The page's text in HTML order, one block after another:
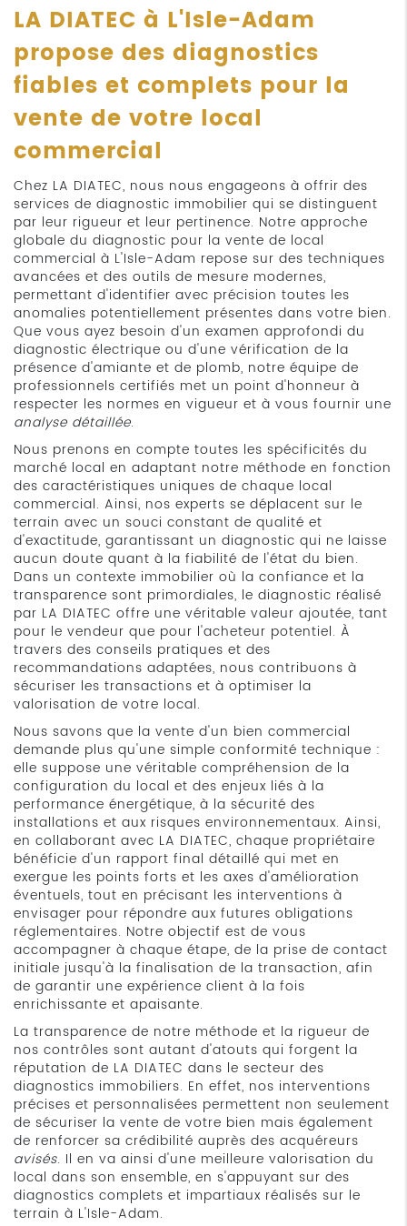
LA DIATEC à L'Isle-Adam
propose des diagnostics
fiables et complets pour la
vente de votre local
commercial
Chez LA DIATEC, nous nous engageons à offrir des
services de diagnostic immobilier qui se distinguent
par leur rigueur et leur pertinence. Notre approche
globale du diagnostic pour la vente de local
commercial à L'Isle-Adam repose sur des techniques
avancées et des outils de mesure modernes,
permettant d'identifier avec précision toutes les
anomalies potentiellement présentes dans votre bien.
Que vous ayez besoin d'un examen approfondi du
diagnostic électrique ou d'une vérification de la
présence d'amiante et de plomb, notre équipe de
professionnels certifiés met un point d'honneur à
respecter les normes en vigueur et à vous fournir une
analyse détaillée.
Nous prenons en compte toutes les spécificités du
marché local en adaptant notre méthode en fonction
des caractéristiques uniques de chaque local
commercial. Ainsi, nos experts se déplacent sur le
terrain avec un souci constant de qualité et
d'exactitude, garantissant un diagnostic qui ne laisse
aucun doute quant à la fiabilité de l'état du bien.
Dans un contexte immobilier où la confiance et la
transparence sont primordiales, le diagnostic réalisé
par LA DIATEC offre une véritable valeur ajoutée, tant
pour le vendeur que pour l'acheteur potentiel. À
travers des conseils pratiques et des
recommandations adaptées, nous contribuons à
sécuriser les transactions et à optimiser la
valorisation de votre local.
Nous savons que la vente d'un bien commercial
demande plus qu'une simple conformité technique :
elle suppose une véritable compréhension de la
configuration du local et des enjeux liés à la
performance énergétique, à la sécurité des
installations et aux risques environnementaux. Ainsi,
en collaborant avec LA DIATEC, chaque propriétaire
bénéficie d'un rapport final détaillé qui met en
exergue les points forts et les axes d'amélioration
éventuels, tout en précisant les interventions à
envisager pour répondre aux futures obligations
réglementaires. Notre objectif est de vous
accompagner à chaque étape, de la prise de contact
initiale jusqu'à la finalisation de la transaction, afin
de garantir une expérience client à la fois
enrichissante et apaisante.
La transparence de notre méthode et la rigueur de
nos contrôles sont autant d'atouts qui forgent la
réputation de LA DIATEC dans le secteur des
diagnostics immobiliers. En effet, nos interventions
précises et personnalisées permettent non seulement
de sécuriser la vente de votre bien mais également
de renforcer sa crédibilité auprès des acquéreurs
avisés. Il en va ainsi d'une meilleure valorisation du
local dans son ensemble, en s'appuyant sur des
diagnostics complets et impartiaux réalisés sur le
terrain à L'Isle-Adam.